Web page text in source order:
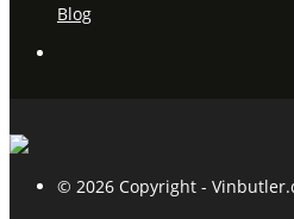
Blog
© 2026 Copyright -